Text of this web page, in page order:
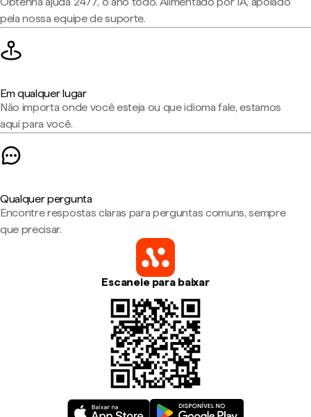
pela nossa equipe de suporte.
Em qualquer lugar
Não importa onde você esteja ou que idioma fale, estamos
aqui para você.
Qualquer pergunta
Encontre respostas claras para perguntas comuns, sempre
que precisar.
Escaneie para baixar